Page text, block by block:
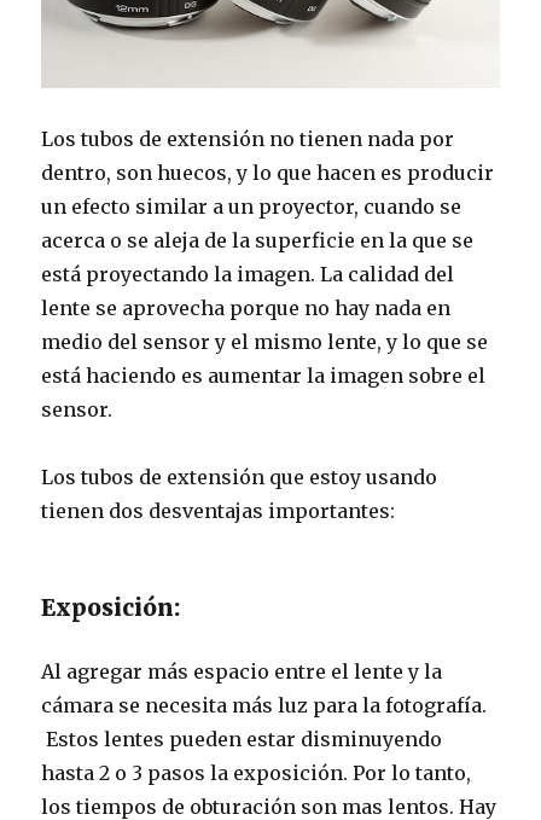
Los tubos de extensión no tienen nada por
dentro, son huecos, y lo que hacen es producir
un efecto similar a un proyector, cuando se
acerca o se aleja de la superficie en la que se
está proyectando la imagen. La calidad del
lente se aprovecha porque no hay nada en
medio del sensor y el mismo lente, y lo que se
está haciendo es aumentar la imagen sobre el
sensor.
Los tubos de extensión que estoy usando
tienen dos desventajas importantes:
Exposición:
Al agregar más espacio entre el lente y la
cámara se necesita más luz para la fotografía.
Estos lentes pueden estar disminuyendo
hasta 2 o 3 pasos la exposición. Por lo tanto,
los tiempos de obturación son mas lentos. Hay